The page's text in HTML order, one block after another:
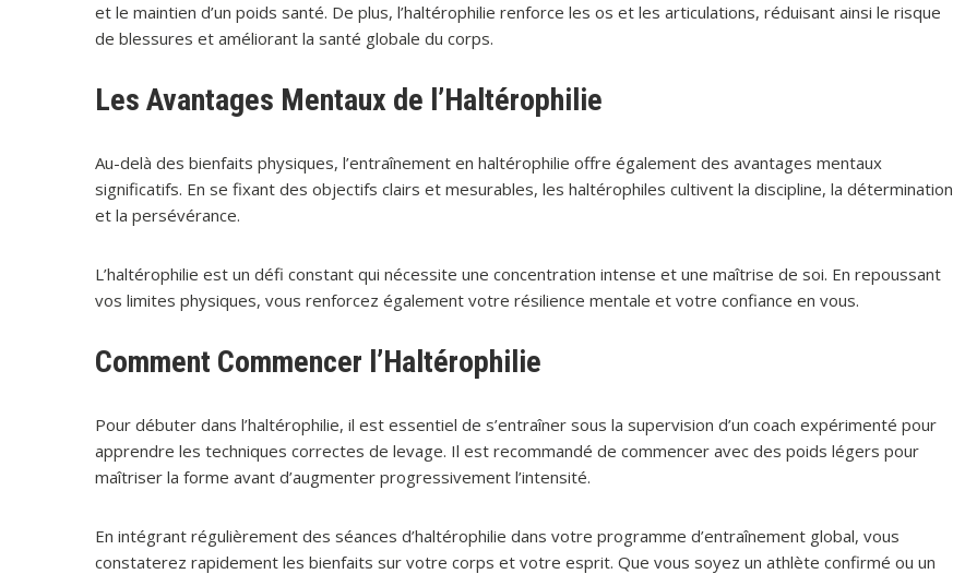
et le maintien d’un poids santé. De plus, l’haltérophilie renforce les os et les articulations, réduisant ainsi le risque
de blessures et améliorant la santé globale du corps.
Les Avantages Mentaux de l’Haltérophilie
Au-delà des bienfaits physiques, l’entraînement en haltérophilie offre également des avantages mentaux
significatifs. En se fixant des objectifs clairs et mesurables, les haltérophiles cultivent la discipline, la détermination
et la persévérance.
L’haltérophilie est un défi constant qui nécessite une concentration intense et une maîtrise de soi. En repoussant
vos limites physiques, vous renforcez également votre résilience mentale et votre confiance en vous.
Comment Commencer l’Haltérophilie
Pour débuter dans l’haltérophilie, il est essentiel de s’entraîner sous la supervision d’un coach expérimenté pour
apprendre les techniques correctes de levage. Il est recommandé de commencer avec des poids légers pour
maîtriser la forme avant d’augmenter progressivement l’intensité.
En intégrant régulièrement des séances d’haltérophilie dans votre programme d’entraînement global, vous
constaterez rapidement les bienfaits sur votre corps et votre esprit. Que vous soyez un athlète confirmé ou un